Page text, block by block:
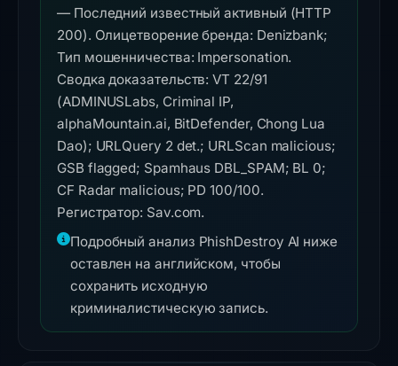
— Последний известный активный (HTTP
200). Олицетворение бренда: Denizbank;
Тип мошенничества: Impersonation.
Сводка доказательств: VT 22/91
(ADMINUSLabs, Criminal IP,
alphaMountain.ai, BitDefender, Chong Lua
Dao); URLQuery 2 det.; URLScan malicious;
GSB flagged; Spamhaus DBL_SPAM; BL 0;
CF Radar malicious; PD 100/100.
Регистратор: Sav.com.
Подробный анализ PhishDestroy AI ниже
оставлен на английском, чтобы
сохранить исходную
криминалистическую запись.